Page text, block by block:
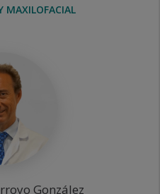
MAXILOFACIAL
González